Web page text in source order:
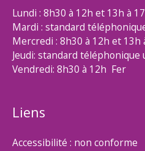
Lundi : 8h30 à 12h et 13h à
Mardi : standard
Mercredi : 8h30 à 12h et 13h
Jeudi: standard
Vendredi: 8h30 à 12h Fer
Liens
Accessibilité : non conforme